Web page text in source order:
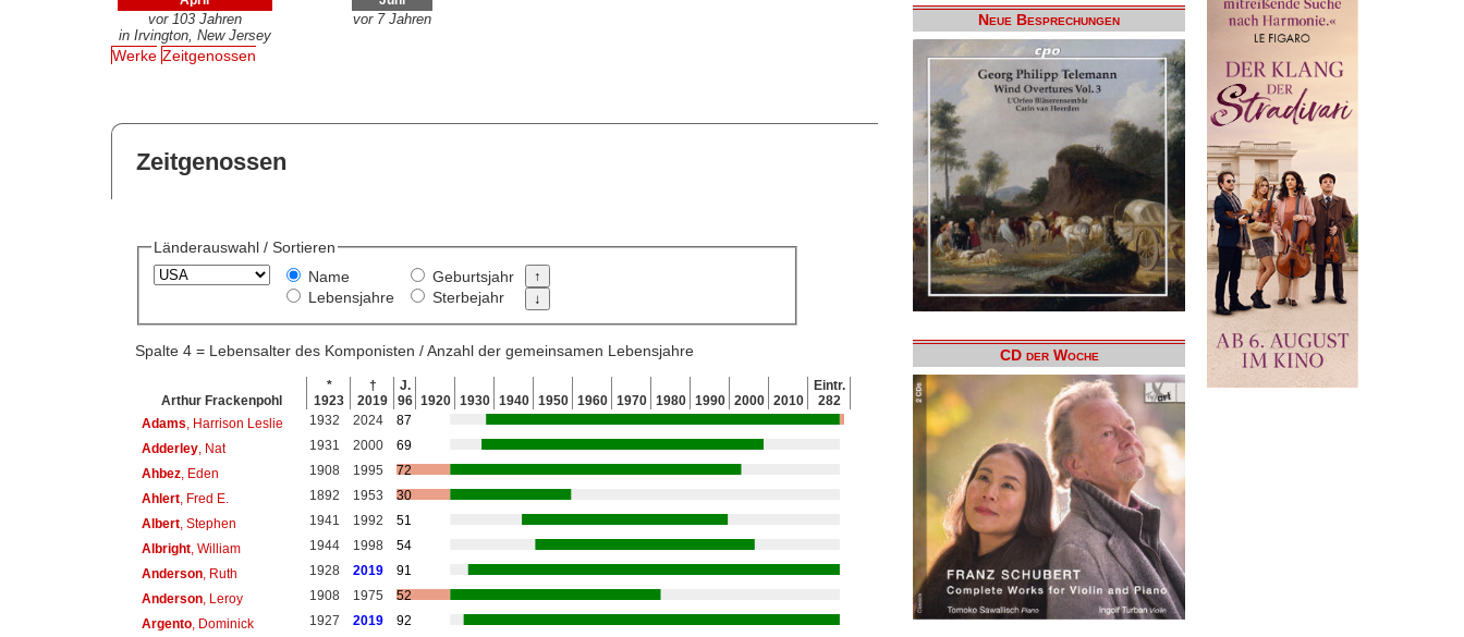
vor 103 Jahren
in Irvington, New Jersey
vor 7 Jahren
Werke Zeitgenossen
Zeitgenossen
Länderauswahl / Sortieren
Name
Lebensjahre
Geburtsjahr
Sterbejahr
Spalte 4 = Lebensalter des Komponisten / Anzahl der gemeinsamen Lebensjahre
Arthur Frackenpohl
*
1923
†
2019
J.
96 1920 1930 1940 1950 1960 1970 1980 1990 2000 2010
Eintr.
282
Adams , Harrison Leslie 1932 2024
87
Adderley, Nat 1931 2000
69
Ahbez, Eden 1908 1995
72
Ahlert, Fred E. 1892 1953
30
Albert, Stephen 1941 1992
51
Albright, William 1944 1998
54
Anderson, Ruth 1928 2019
91
Anderson, Leroy 1908 1975
52
Argento, Dominick 1927 2019
92
Neue Besprechungen
CD der Woche